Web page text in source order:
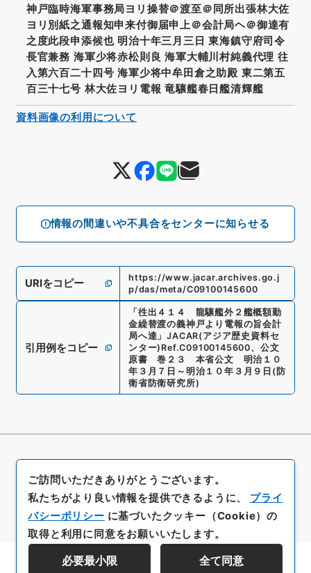
情報の間違いや不具合をセンターに知らせる
神戸臨時海軍事務局ヨリ操替＠渡至＠同所出張林大佐
ヨリ別紙之通報知申来付御届申上＠会計局ヘ＠御達有
之度此段申添候也 明治十年三月三日 東海鎮守府司令
長官兼務 海軍少将赤松則良 海軍大輔川村純義代理 往
入第六百二十四号 海軍少将中牟田倉之助殿 東二第五
百三十七号 林大佐ヨリ電報 竜驤艦春日艦清輝艦
URIをコピー
https://www.jacar.archives.go.j
p/das/meta/C09100145600
引用例をコピー
「 徃出４１４ 龍驤艦外２艦概額勤
金繰替渡の義神戸より電報の旨会計
局へ達 」JACAR(アジア歴史資料セ
ンター) Ref.C09100145600、 公文
原書 巻２３ 本省公文 明治１０
年３月７日～明治１０年３月９日 ( 防
衛省防衛研究所)
資料画像の利用について
ご訪問いただきありがとうございます。
私たちがより良い情報を提供できるように、 プライ
バシーポリシー に基づいたクッキー（Cookie）の
取得と利用に同意をお願いいたします。
必要最小限 全て同意